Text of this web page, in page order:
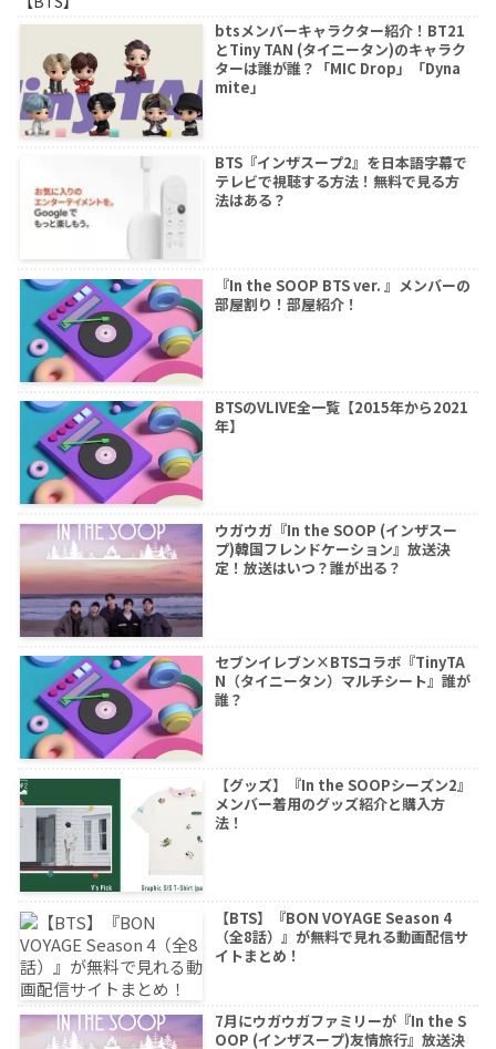
btsメンバーキャラクター紹介！BT21
とTiny TAN (タイニータン)のキャラク
ターは誰が誰？「MIC Drop」「Dyna
mite」
BTS『インザスープ2』を日本語字幕で
テレビで視聴する方法！無料で見る方
法はある？
『In the SOOP BTS ver. 』メンバーの
部屋割り！部屋紹介！
BTSのVLIVE全一覧【2015年から2021
年】
ウガウガ『In the SOOP (インザスー
プ)韓国フレンドケーション』放送決
定！放送はいつ？誰が出る？
セブンイレブン×BTSコラボ『TinyTA
N（タイニータン）マルチシート』誰が
誰？
【グッズ】『In the SOOPシーズン2』
メンバー着用のグッズ紹介と購入方
法！
【BTS】『BON VOYAGE Season 4
（全8話）』が無料で見れる動画配信サ
イトまとめ！
7月にウガウガファミリーが『In the S
OOP (インザスープ)友情旅行』放送決